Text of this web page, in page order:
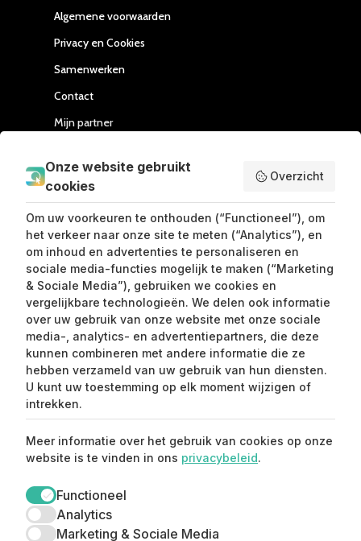
Algemene voorwaarden
Privacy en Cookies
Samenwerken
Contact
Mijn partner
SEND ME LOVE LETTERS
Claim mijn 15%
korting ⚡️
eerste aankoop.
Onze website gebruikt
cookies
Overzicht
Om uw voorkeuren te onthouden (“Functioneel”), om
het verkeer naar onze site te meten (“Analytics”), en
om inhoud en advertenties te personaliseren en
sociale media-functies mogelijk te maken (“Marketing
& Sociale Media”), gebruiken we cookies en
vergelijkbare technologieën. We delen ook informatie
over uw gebruik van onze website met onze sociale
media-, analytics- en advertentiepartners, die deze
kunnen combineren met andere informatie die ze
hebben verzameld van uw gebruik van hun diensten.
U kunt uw toestemming op elk moment wijzigen of
intrekken.
Meer informatie over het gebruik van cookies op onze
website is te vinden in ons privacybeleid.
Functioneel
Analytics
Marketing & Sociale Media